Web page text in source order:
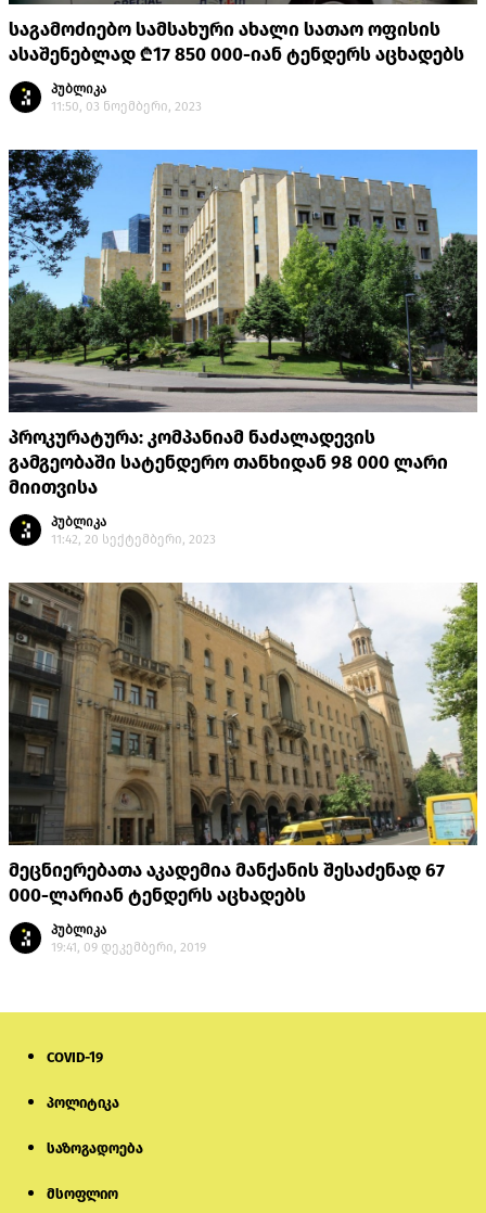
საგამოძიებო სამსახური ახალი სათაო ოფისის
ასაშენებლად ₾17 850 000-იან ტენდერს აცხადებს
პუბლიკა
11:50, 03 ნოემბერი, 2023
პროკურატურა: კომპანიამ ნაძალადევის
გამგეობაში სატენდერო თანხიდან 98 000 ლარი
მიითვისა
პუბლიკა
11:42, 20 სექტემბერი, 2023
მეცნიერებათა აკადემია მანქანის შესაძენად 67
000-ლარიან ტენდერს აცხადებს
პუბლიკა
19:41, 09 დეკემბერი, 2019
COVID-19
პოლიტიკა
საზოგადოება
მსოფლიო